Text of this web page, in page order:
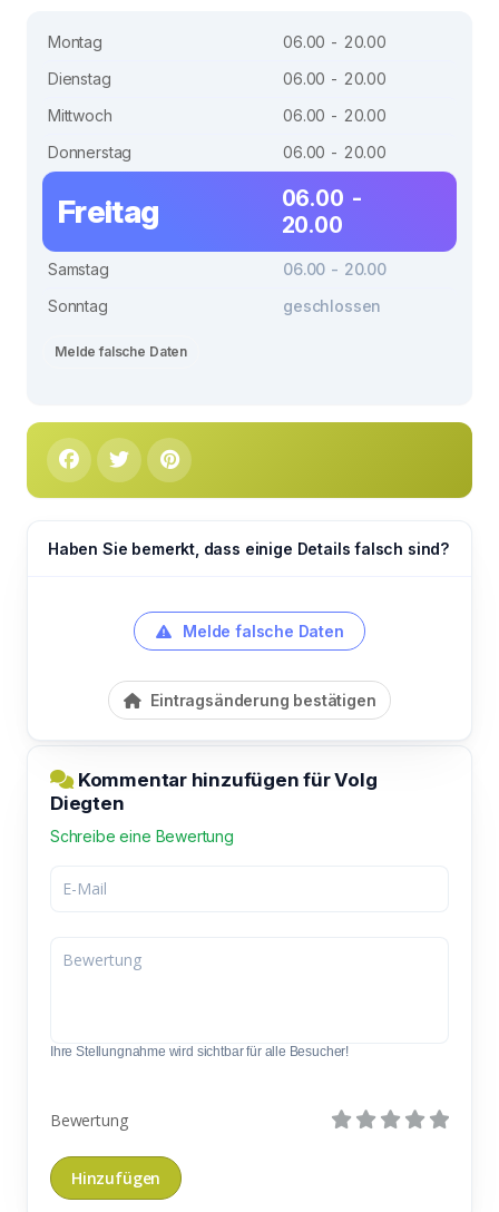
Montag
06.00 - 20.00
Dienstag
06.00 - 20.00
Mittwoch
06.00 - 20.00
Donnerstag
06.00 - 20.00
Freitag
06.00 -
20.00
Samstag
06.00 - 20.00
Sonntag
geschlossen
Melde falsche Daten
Haben Sie bemerkt, dass einige Details falsch sind?
Melde falsche Daten
Eintragsänderung bestätigen
Kommentar hinzufügen für Volg
Diegten
Schreibe eine Bewertung
Ihre Stellungnahme wird sichtbar für alle Besucher!
Bewertung